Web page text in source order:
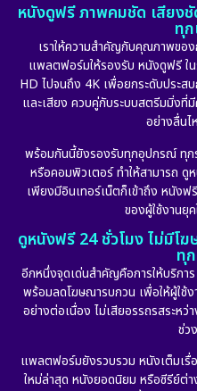
หนังดูฟรี ภาพคมชัด เสียง
ทุก
เราให้ความสำคัญกับคุณภาพขอ
แพลตฟอร์มให้รองรับ หนังดูฟรี ใ
HD ไปจนถึง 4K เพื่อยกระดับประ
และเสียง ควบคู่กับระบบสตรีมมิ่งที่มี
อย่างลื่นไ
พร้อมกันนี้ยังรองรับทุกอุปกรณ์ ทุก
หรือคอมพิวเตอร์ ทำให้สามารถ ดู
เพียงมีอินเทอร์เน็ตก็เข้าถึง หนัง
ของผู้ใช้งานยุ
ดูหนังฟรี 24 ชั่วโมง ไม่มีโ
ทุ
อีกหนึ่งจุดเด่นสำคัญคือการให้บริกา
พร้อมลดโฆษณารบกวน เพื่อให้ผู้ใช้
อย่างต่อเนื่อง ไม่เสียอรรถรสระหว่
ช่ว
แพลตฟอร์มยังรวบรวม หนังเต็มเรื่
ใหม่ล่าสุด หนังยอดนิยม หรือซีรีย์ต่า